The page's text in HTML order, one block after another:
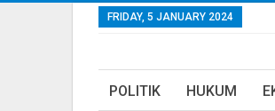
FRIDAY, 5 JANUARY 2024
POLITIK HUKUM